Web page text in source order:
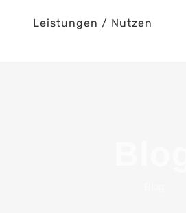
Leistungen / Nutzen